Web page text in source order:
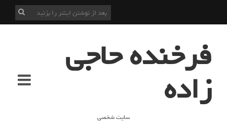
فرخنده حاجی
زاده
سایت شخصی